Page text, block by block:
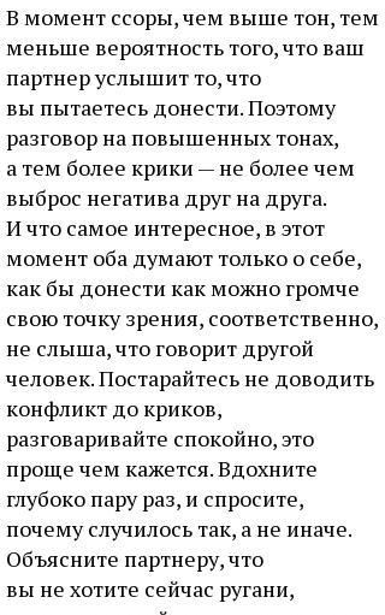
В момент ссоры, чем выше тон, тем
меньше вероятность того, что ваш
партнер услышит то, что
вы пытаетесь донести. Поэтому
разговор на повышенных тонах,
а тем более крики — не более чем
выброс негатива друг на друга.
И что самое интересное, в этот
момент оба думают только о себе,
как бы донести как можно громче
свою точку зрения, соответственно,
не слыша, что говорит другой
человек. Постарайтесь не доводить
конфликт до криков,
разговаривайте спокойно, это
проще чем кажется. Вдохните
глубоко пару раз, и спросите,
почему случилось так, а не иначе.
Объясните партнеру, что
вы не хотите сейчас ругани,